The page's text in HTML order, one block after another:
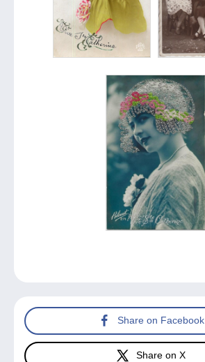
Share on Facebook
Share on X